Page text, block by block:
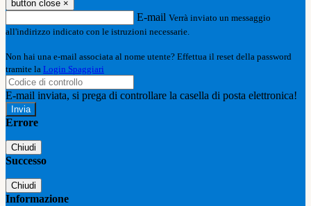
button close ×
E-mail Verrà inviato un messaggio
all'indirizzo indicato con le istruzioni necessarie.
Non hai una e-mail associata al nome utente? Effettua il reset della password
tramite la Login Spaggiari
E-mail inviata, si prega di controllare la casella di posta elettronica!
Errore
Chiudi
Successo
Chiudi
Informazione